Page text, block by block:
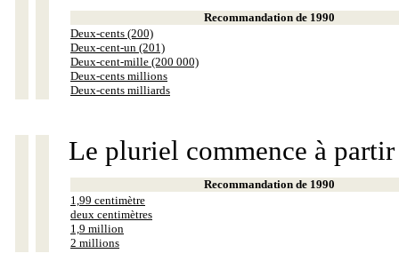
Recommandation de 1990
Deux-cents (200)
Deux-cent-un (201)
Deux-cent-mille (200 000)
Deux-cents millions
Deux-cents milliards
Le pluriel commence à
Recommandation de 1990
1,99 centimètre
deux centimètres
1,9 million
2 millions